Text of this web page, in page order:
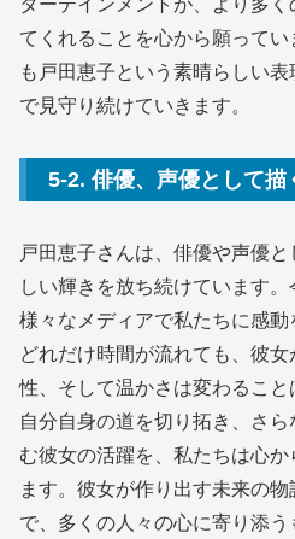
ターテインメントが、より多
てくれることを心から願って
も戸田恵子という素晴らしい
で見守り続けていきます。
5-2. 俳優、声優として描
戸田恵子さんは、俳優や声優
しい輝きを放ち続けています。
様々なメディアで私たちに感動
どれだけ時間が流れても、彼
性、そして温かさは変わるこ
自分自身の道を切り拓き、さ
む彼女の活躍を、私たちは心
ます。彼女が作り出す未来の
で、多くの人々の心に寄り添